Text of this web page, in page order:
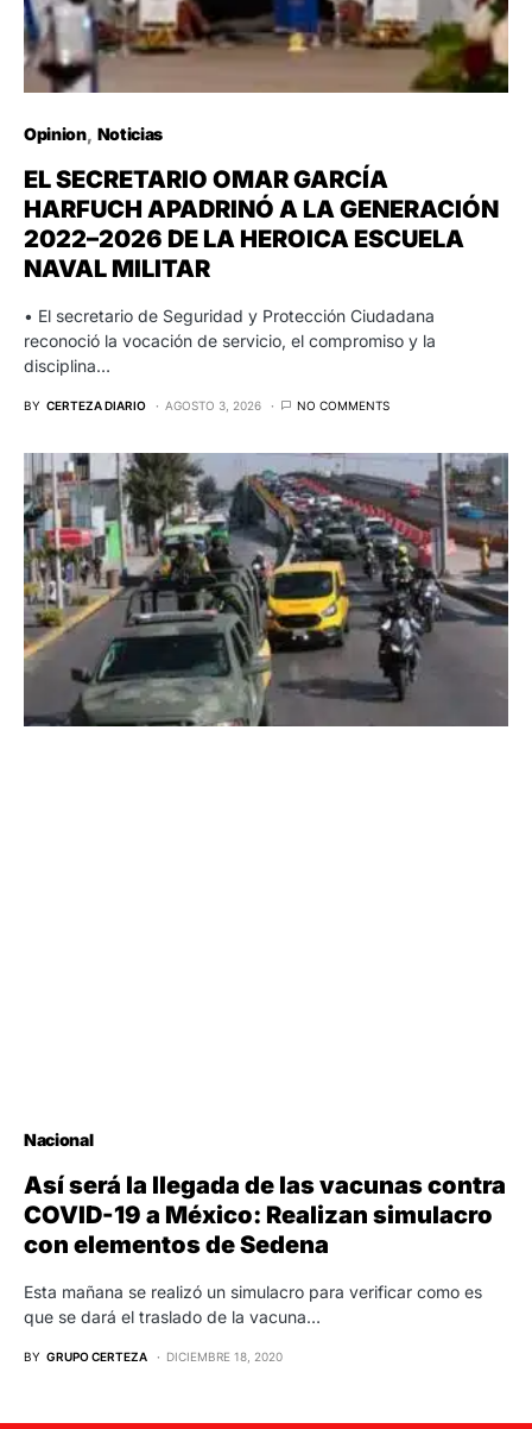
Opinion Noticias
EL SECRETARIO OMAR GARCÍA
HARFUCH APADRINÓ A LA GENERACIÓN
2022–2026 DE LA HEROICA ESCUELA
NAVAL MILITAR
• El secretario de Seguridad y Protección Ciudadana
reconoció la vocación de servicio, el compromiso y la
disciplina…
BY CERTEZA DIARIO AGOSTO 3, 2026 NO COMMENTS
Nacional
Así será la llegada de las vacunas contra
COVID-19 a México: Realizan simulacro
con elementos de Sedena
Esta mañana se realizó un simulacro para verificar como es
que se dará el traslado de la vacuna…
BY GRUPO CERTEZA DICIEMBRE 18, 2020